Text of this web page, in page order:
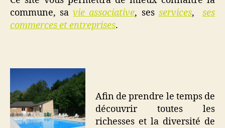
commune, savie associative, ses services,ses
commerces et entreprises.
Afin de prendre le temps de
découvrir toutes les
richesses et la diversité de